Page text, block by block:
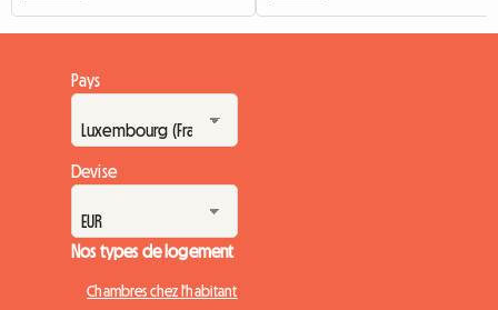
Pays
Devise
Nos types de logement
Chambres chez l'habitant